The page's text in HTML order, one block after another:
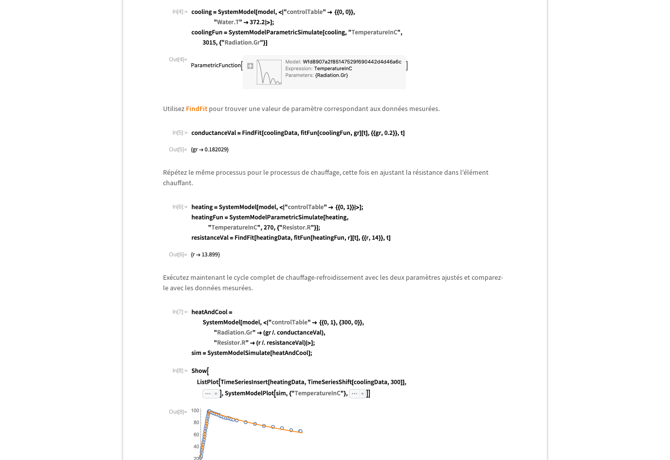
In[4]:=
Out[4]=
Utilisez FindFit pour trouver une valeur de paramètre correspondant aux données mesurées.
In[5]:=
Out[5]=
Répétez le même processus pour le processus de chauffage, cette fois en ajustant la résistance dans l'élément
chauffant.
In[6]:=
Out[6]=
Exécutez maintenant le cycle complet de chauffage-refroidissement avec les deux paramètres ajustés et comparez-
le avec les données mesurées.
In[7]:=
In[8]:=
Out[8]=